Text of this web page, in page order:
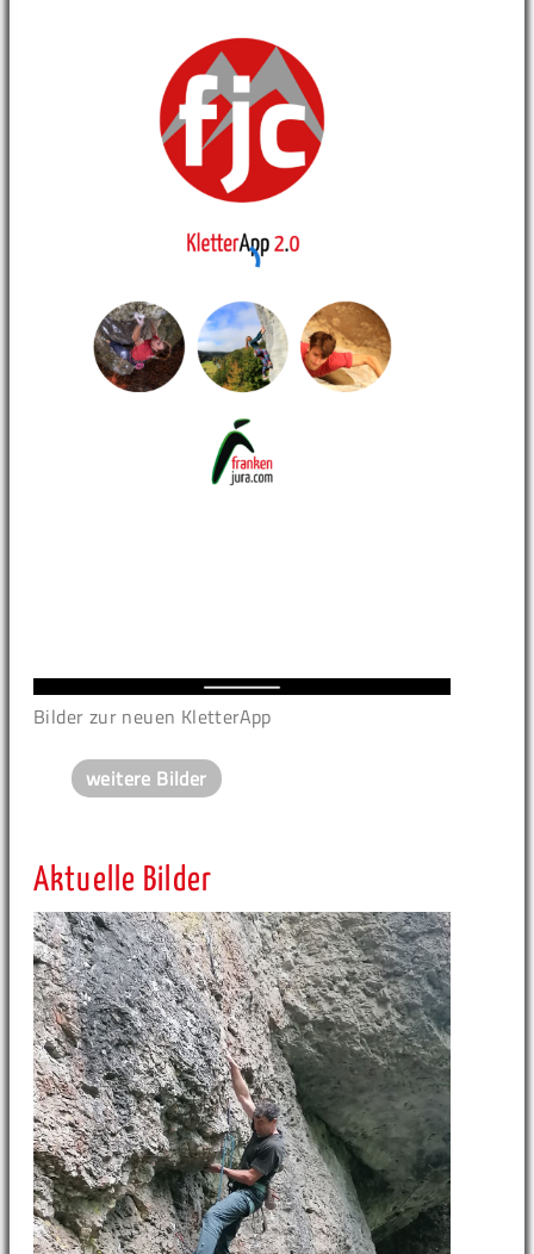
Bilder zur neuen KletterApp
weitere Bilder
Aktuelle Bilder